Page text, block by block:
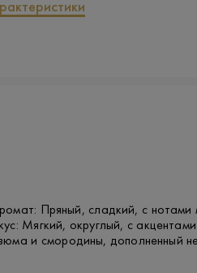
Пряный, сладкий, с нотами
Мягкий, округлый, с
и смородины, дополненный